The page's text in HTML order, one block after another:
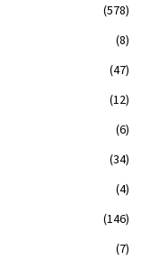
(578)
(8)
(47)
(12)
(6)
(34)
(4)
(146)
(7)